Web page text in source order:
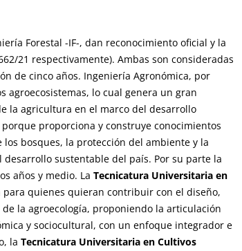
Forestal -IF-, dan reconocimiento oficial y la
21 respectivamente). Ambas son consideradas
de cinco años. Ingeniería Agronómica, por
lo cual genera un gran
la agricultura en el marco del desarrollo
porque proporciona y construye conocimientos
bosques, la protección del ambiente y la
sustentable del país. Por su parte la
años y medio. La Tecnicatura Universitaria en
para quienes quieran contribuir con el diseño,
la agroecología, proponiendo la articulación
y sociocultural, con un enfoque integrador e
la Tecnicatura Universitaria en Cultivos